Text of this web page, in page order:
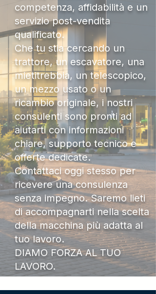
competenza, affidabilità e un
servizio post-vendita
qualificato.
Che tu stia cercando un
trattore, un escavatore, una
mietitrebbia, un telescopico,
un mezzo usato o un
ricambio originale, i nostri
consulenti sono pronti ad
aiutarti con informazioni
chiare, supporto tecnico e
offerte dedicate.
Contattaci oggi stesso per
ricevere una consulenza
senza impegno. Saremo lieti
di accompagnarti nella scelta
della macchina più adatta al
tuo lavoro.
DIAMO FORZA AL TUO
LAVORO.